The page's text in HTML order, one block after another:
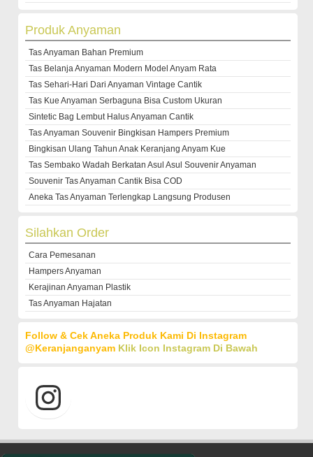
Produk Anyaman
Tas Anyaman Bahan Premium
Tas Belanja Anyaman Modern Model Anyam Rata
Tas Sehari-Hari Dari Anyaman Vintage Cantik
Tas Kue Anyaman Serbaguna Bisa Custom Ukuran
Sintetic Bag Lembut Halus Anyaman Cantik
Tas Anyaman Souvenir Bingkisan Hampers Premium
Bingkisan Ulang Tahun Anak Keranjang Anyam Kue
Tas Sembako Wadah Berkatan Asul Asul Souvenir Anyaman
Souvenir Tas Anyaman Cantik Bisa COD
Aneka Tas Anyaman Terlengkap Langsung Produsen
Silahkan Order
Cara Pemesanan
Hampers Anyaman
Kerajinan Anyaman Plastik
Tas Anyaman Hajatan
Follow & Cek Aneka Produk Kami Di Instagram
@keranjanganyam Klik Icon Instagram Di Bawah